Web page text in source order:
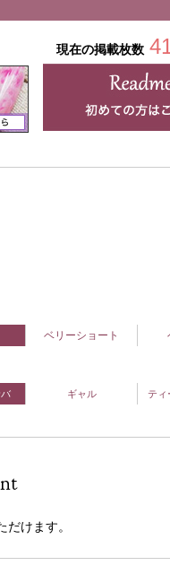
現在の掲載枚数
ベリーショート
ギャル ティ
だけます。